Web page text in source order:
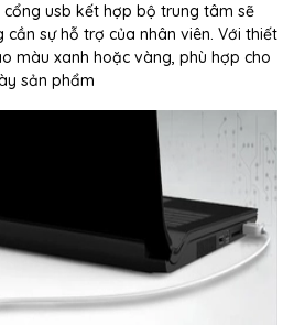
usb kết hợp bộ trung tâm sẽ
sự hỗ trợ của nhân viên. Với thiết
màu xanh hoặc vàng, phù hợp cho
sản phẩm